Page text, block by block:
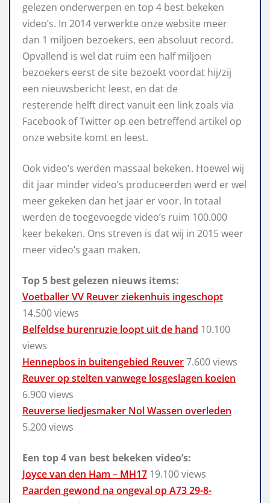
gelezen onderwerpen en top 4 best bekeken
video’s. In 2014 verwerkte onze website meer
dan 1 miljoen bezoekers, een absoluut record.
Opvallend is wel dat ruim een half miljoen
bezoekers eerst de site bezoekt voordat hij/zij
een nieuwsbericht leest, en dat de
resterende helft direct vanuit een link zoals via
Facebook of Twitter op een betreffend artikel op
onze website komt en leest.
Ook video’s werden massaal bekeken. Hoewel wij
dit jaar minder video’s produceerden werd er wel
meer gekeken dan het jaar er voor. In totaal
werden de toegevoegde video’s ruim 100.000
keer bekeken. Ons streven is dat wij in 2015 weer
meer video’s gaan maken.
Top 5 best gelezen nieuws items:
Voetballer VV Reuver ziekenhuis ingeschopt
14.500 views
Belfeldse burenruzie loopt uit de hand 10.100
views
Hennepbos in buitengebied Reuver7.600 views
Reuver op stelten vanwege losgeslagen koeien
6.900 views
Reuverse liedjesmaker Nol Wassen overleden
5.200 views
Een top 4 van best bekeken video’s:
Joyce van den Ham – MH17 19.100 views
Paarden gewond na ongeval op A73 29-8-